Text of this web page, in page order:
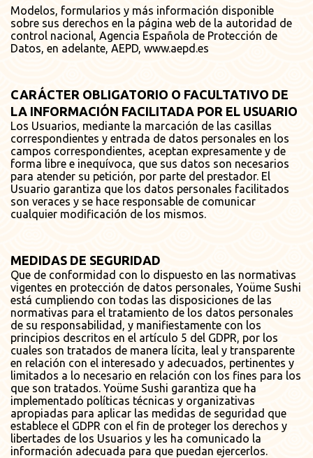
Modelos, formularios y más información disponible
sobre sus derechos en la página web de la autoridad de
control nacional, Agencia Española de Protección de
Datos, en adelante, AEPD, www.aepd.es
CARÁCTER OBLIGATORIO O FACULTATIVO DE
LA INFORMACIÓN FACILITADA POR EL USUARIO
Los Usuarios, mediante la marcación de las casillas
correspondientes y entrada de datos personales en los
campos correspondientes, aceptan expresamente y de
forma libre e inequívoca, que sus datos son necesarios
para atender su petición, por parte del prestador. El
Usuario garantiza que los datos personales facilitados
son veraces y se hace responsable de comunicar
cualquier modificación de los mismos.
MEDIDAS DE SEGURIDAD
Que de conformidad con lo dispuesto en las normativas
vigentes en protección de datos personales, Yoüme Sushi
está cumpliendo con todas las disposiciones de las
normativas para el tratamiento de los datos personales
de su responsabilidad, y manifiestamente con los
principios descritos en el artículo 5 del GDPR, por los
cuales son tratados de manera lícita, leal y transparente
en relación con el interesado y adecuados, pertinentes y
limitados a lo necesario en relación con los fines para los
que son tratados. Yoüme Sushi garantiza que ha
implementado políticas técnicas y organizativas
apropiadas para aplicar las medidas de seguridad que
establece el GDPR con el fin de proteger los derechos y
libertades de los Usuarios y les ha comunicado la
información adecuada para que puedan ejercerlos.